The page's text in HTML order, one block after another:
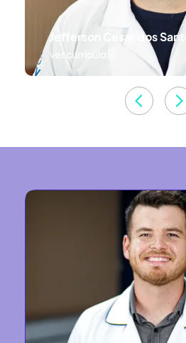
Remei Haura Junior
ver currículo